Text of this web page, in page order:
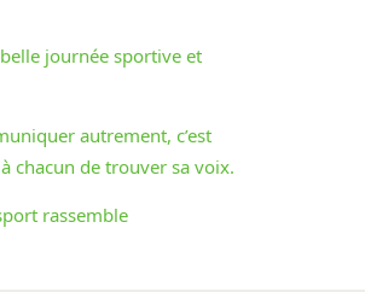
belle journée sportive et
autrement, c’est
chacun de trouver sa voix.
rassemble